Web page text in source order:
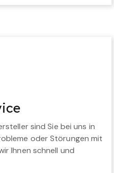
sind Sie bei uns in
oder Störungen mit
Ihnen schnell und